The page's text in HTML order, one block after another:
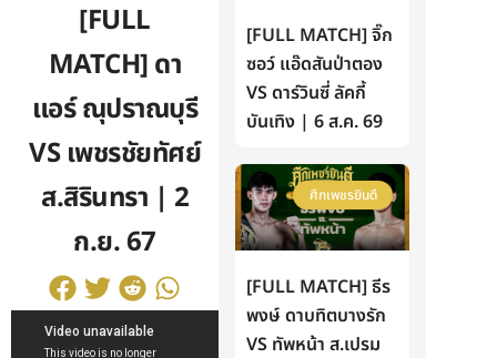
[FULL
MATCH] ดา
แอร์ ณุปราณบุรี
VS เพชรชัยทัศย์
ส.สิรินทรา | 2
ก.ย. 67
[FULL MATCH] จิ๊ก
ซอว์ แอ๊ดสันป่าตอง
VS ดาร์วินซี่ ลัคกี้
บันเทิง | 6 ส.ค. 69
ศึกเพชรยินดี
[FULL MATCH] ธีร
พงษ์ ดาบทิตบางรัก
VS ทัพหน้า ส.เปรม